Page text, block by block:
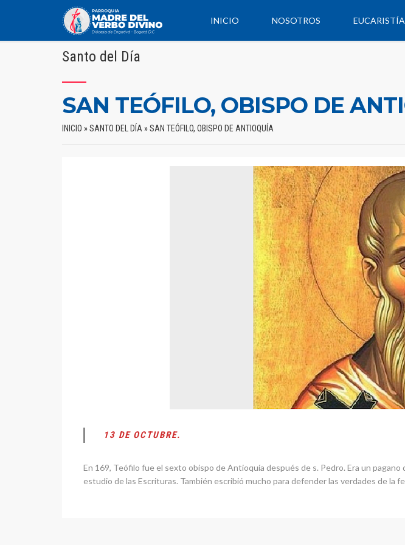
INICIO NOSOTROS EUCARISTÍA
Santo del Día
SAN TEÓFILO, OBISPO DE
INICIO »SANTO DEL DÍA »SAN TEÓFILO, OBISPO DE ANTIOQUÍA
13 DE OCTUBRE.
En 169, Teófilo fue el sexto obispo de Antioquía después de s. Pedro. Era un
estudio de las Escrituras. También escribió mucho para defender las verdades de la